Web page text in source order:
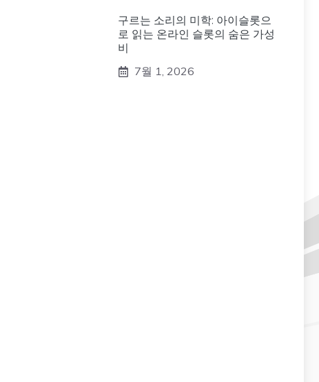
구르는 소리의 미학: 아이슬롯으
로 읽는 온라인 슬롯의 숨은 가성
비
7월 1, 2026